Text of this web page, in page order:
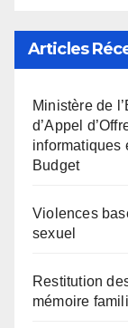
Articles
Ministère de
d’Appel
informatiques
Budget
Violences
sexuel
Restitution
mémoire